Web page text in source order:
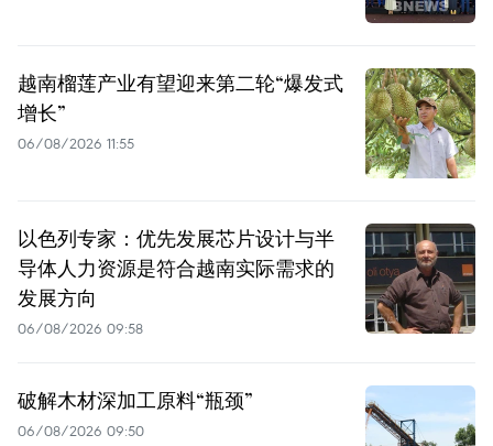
越南榴莲产业有望迎来第二轮“爆发式
增长”
06/08/2026 11:55
以色列专家：优先发展芯片设计与半
导体人力资源是符合越南实际需求的
发展方向
06/08/2026 09:58
破解木材深加工原料“瓶颈”
06/08/2026 09:50